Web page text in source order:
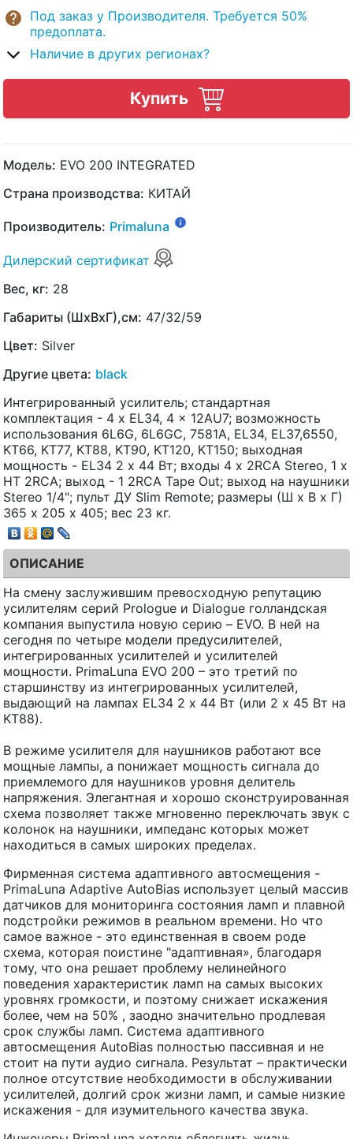
Под заказ у Производителя. Требуется 50%
предоплата.
Наличие в других регионах?
Купить
Модель: EVO 200 INTEGRATED
Страна производства: КИТАЙ
Производитель: Primaluna
Дилерский сертификат
Вес, кг: 28
Габариты (ШхВхГ),см: 47/32/59
Цвет: Silver
Другие цвета: black
Интегрированный усилитель; стандартная
комплектация - 4 x EL34, 4 x 12AU7; возможность
использования 6L6G, 6L6GC, 7581A, EL34, EL37,6550,
KT66, KT77, KT88, KT90, KT120, KT150; выходная
мощность - EL34 2 х 44 Вт; входы 4 х 2RCA Stereo, 1 х
HT 2RCA; выход - 1 2RCA Tape Out; выход на наушники
Stereo 1/4"; пульт ДУ Slim Remote; размеры (Ш х В х Г)
365 х 205 х 405; вес 23 кг.
ОПИСАНИЕ
На смену заслужившим превосходную репутацию
усилителям серий Prologue и Dialogue голландская
компания выпустила новую серию – EVO. В ней на
сегодня по четыре модели предусилителей,
интегрированных усилителей и усилителей
мощности. PrimaLuna EVO 200 – это третий по
старшинству из интегрированных усилителей,
выдающий на лампах EL34 2 х 44 Вт (или 2 х 45 Вт на
KT88).
В режиме усилителя для наушников работают все
мощные лампы, а понижает мощность сигнала до
приемлемого для наушников уровня делитель
напряжения. Элегантная и хорошо сконструированная
схема позволяет также мгновенно переключать звук с
колонок на наушники, импеданс которых может
находиться в самых широких пределах.
Фирменная система адаптивного автосмещения -
PrimaLuna Adaptive AutoBias использует целый массив
датчиков для мониторинга состояния ламп и плавной
подстройки режимов в реальном времени. Но что
самое важное - это единственная в своем роде
схема, которая поистине "адаптивная», благодаря
тому, что она решает проблему нелинейного
поведения характеристик ламп на самых высоких
уровнях громкости, и поэтому снижает искажения
более, чем на 50% , заодно значительно продлевая
срок службы ламп. Система адаптивного
автосмещения AutoBias полностью пассивная и не
стоит на пути аудио сигнала. Результат – практически
полное отсутствие необходимости в обслуживании
усилителей, долгий срок жизни ламп, и самые низкие
искажения - для изумительного качества звука.